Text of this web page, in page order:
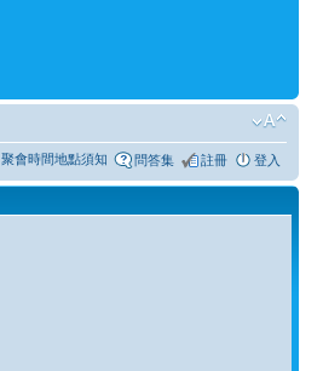
聚會時間地點須知 問答集 註冊 登入